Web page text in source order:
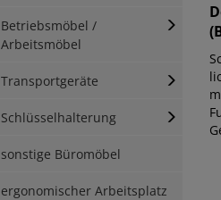
Betriebsmöbel /
Arbeitsmöbel
Transportgeräte
Schlüsselhalterung
sonstige Büromöbel
ergonomischer Arbeitsplatz